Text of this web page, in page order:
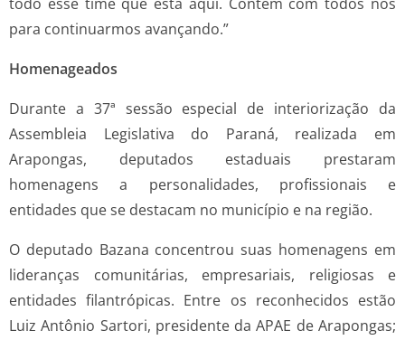
todo esse time que está aqui. Contem com todos nós
para continuarmos avançando.”
Homenageados
Durante a 37ª sessão especial de interiorização da
Assembleia Legislativa do Paraná, realizada em
Arapongas, deputados estaduais prestaram
homenagens a personalidades, profissionais e
entidades que se destacam no município e na região.
O deputado Bazana concentrou suas homenagens em
lideranças comunitárias, empresariais, religiosas e
entidades filantrópicas. Entre os reconhecidos estão
Luiz Antônio Sartori, presidente da APAE de Arapongas;